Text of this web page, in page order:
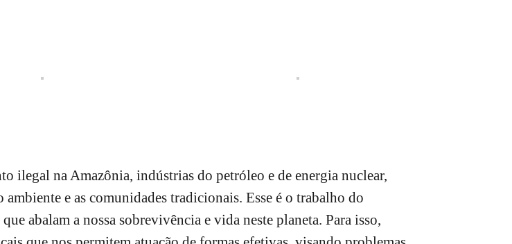
ilegal na Amazônia, indústrias do petróleo e de energia nuclear,
e as comunidades tradicionais. Esse é o trabalho do
abalam a nossa sobrevivência e vida neste planeta. Para isso,